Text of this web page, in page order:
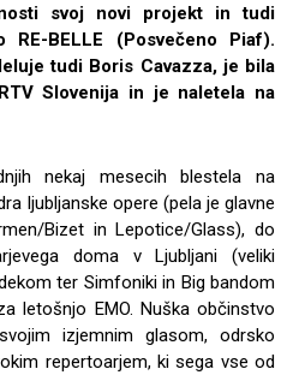
svoj novi projekt in tudi
RE-BELLE (Posvečeno Piaf).
tudi Boris Cavazza, je bila
Slovenija in je naletela na
nekaj mesecih blestela na
ljubljanske opere (pela je glavne
Bizet in Lepotice/Glass), do
doma v Ljubljani (veliki
ter Simfoniki in Big bandom
letošnjo EMO. Nuška občinstvo
izjemnim glasom, odrsko
repertoarjem, ki sega vse od